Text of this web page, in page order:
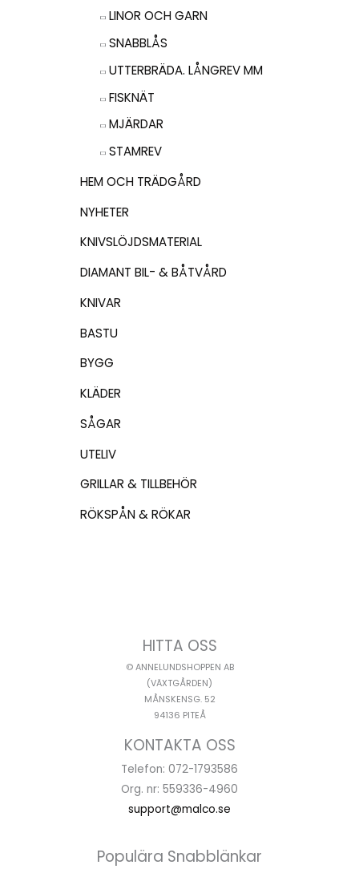
LINOR OCH GARN
SNABBLÅS
UTTERBRÄDA. LÅNGREV MM
FISKNÄT
MJÄRDAR
STAMREV
HEM OCH TRÄDGÅRD
NYHETER
KNIVSLÖJDSMATERIAL
DIAMANT BIL- & BÅTVÅRD
KNIVAR
BASTU
BYGG
KLÄDER
SÅGAR
UTELIV
GRILLAR & TILLBEHÖR
RÖKSPÅN & RÖKAR
HITTA OSS
© ANNELUNDSHOPPEN AB
(VÄXTGÅRDEN)
MÅNSKENSG. 52
94136 PITEÅ
KONTAKTA OSS
Telefon: 072-1793586
Org. nr: 559336-4960
support@malco.se
Populära Snabblänkar